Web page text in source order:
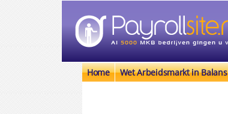
Home Wet Arbeidsmarkt in Balans